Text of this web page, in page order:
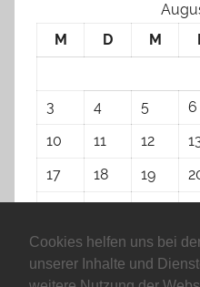
Cookies helfen uns bei
unserer Inhalte und
M
D M
3
4 5 6
10
11 12
17
18 19
24
25 26
31